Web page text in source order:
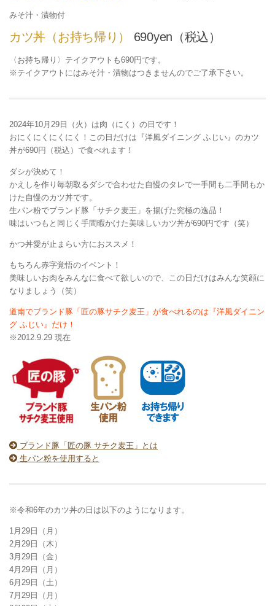
みそ汁・漬物付
カツ丼（お持ち帰り） 690yen（税込）
〈お持ち帰り〉テイクアウトも690円です。
※テイクアウトにはみそ汁・漬物はつきませんのでご了承下さい。
2024年10月29日（火）は肉（にく）の日です！
おにくにくにくにく！この日だけは『洋風ダイニング ふじい』のカツ
丼が690円（税込）で食べれます！
ダシが決めて！
かえしを作り毎朝取るダシで合わせた自慢のタレで一手間も二手間もか
けた自慢のカツ丼です。
生パン粉でブランド豚「サチク麦王」を揚げた究極の逸品！
味はいつもと同じく手間暇かけた美味しいカツ丼が690円です（笑）
かつ丼愛が止まらい方におススメ！
もちろん赤字覚悟のイベント！
美味しいお肉をみんなに食べて欲しいので、この日だけはみんな笑顔に
なりましょう（笑）
道南でブランド豚「匠の豚サチク麦王」が食べれるのは『洋風ダイニン
グ ふじい』だけ！
※2012.9.29 現在
ブランド豚「匠の豚 サチク麦王」とは
生パン粉を使用すると
※令和6年のカツ丼の日は以下のようになります。
1月29日（月）
2月29日（木）
3月29日（金）
4月29日（月）
6月29日（土）
7月29日（月）